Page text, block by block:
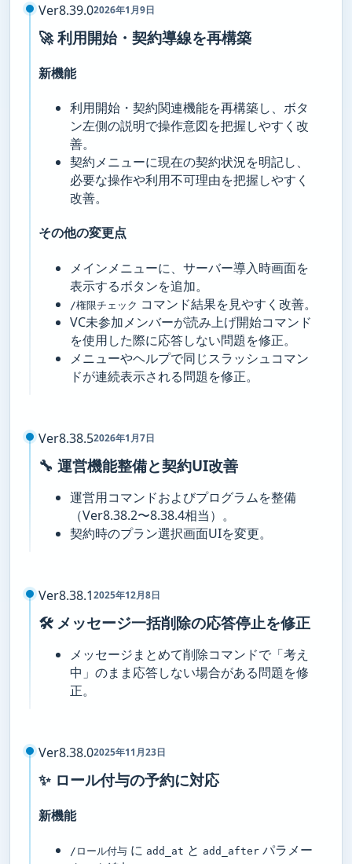
Ver8.39.02026年1月9日
🚀 利用開始・契約導線を再構築
新機能
利用開始・契約関連機能を再構築し、ボタ
ン左側の説明で操作意図を把握しやすく改
善。
契約メニューに現在の契約状況を明記し、
必要な操作や利用不可理由を把握しやすく
改善。
その他の変更点
メインメニューに、サーバー導入時画面を
表示するボタンを追加。
/権限チェック コマンド結果を見やすく改善。
VC未参加メンバーが読み上げ開始コマンド
を使用した際に応答しない問題を修正。
メニューやヘルプで同じスラッシュコマン
ドが連続表示される問題を修正。
Ver8.38.52026年1月7日
🔧 運営機能整備と契約UI改善
運営用コマンドおよびプログラムを整備
（Ver8.38.2〜8.38.4相当）。
契約時のプラン選択画面UIを変更。
Ver8.38.12025年12月8日
🛠️ メッセージ一括削除の応答停止を修正
メッセージまとめて削除コマンドで「考え
中」のまま応答しない場合がある問題を修
正。
Ver8.38.02025年11月23日
✨ ロール付与の予約に対応
新機能
/ロール付与 に add_at と add_after パラメー